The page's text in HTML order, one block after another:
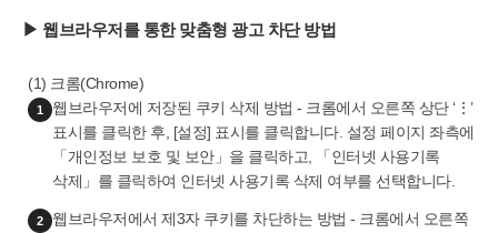
▶ 웹브라우저를 통한 맞춤형 광고 차단 방법
(1) 크롬(Chrome)
1
웹브라우저에 저장된 쿠키 삭제 방법 - 크롬에서 오른쪽 상단 ‘⋮’
표시를 클릭한 후, [설정] 표시를 클릭합니다. 설정 페이지 좌측에
「개인정보 보호 및 보안」을 클릭하고, 「인터넷 사용기록
삭제」를 클릭하여 인터넷 사용기록 삭제 여부를 선택합니다.
2
웹브라우저에서 제3자 쿠키를 차단하는 방법 - 크롬에서 오른쪽